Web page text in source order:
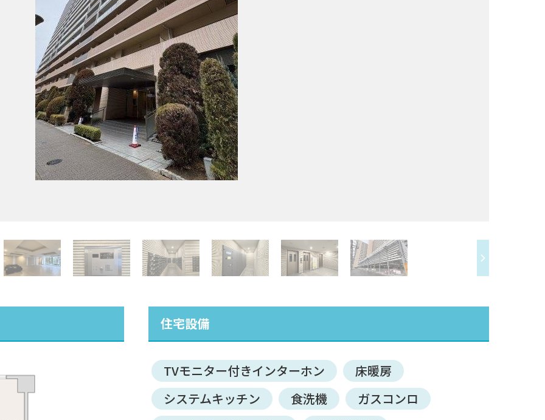
住宅設備
TVモニター付きインターホン
床暖房
システムキッチン
食洗機
ガスコンロ